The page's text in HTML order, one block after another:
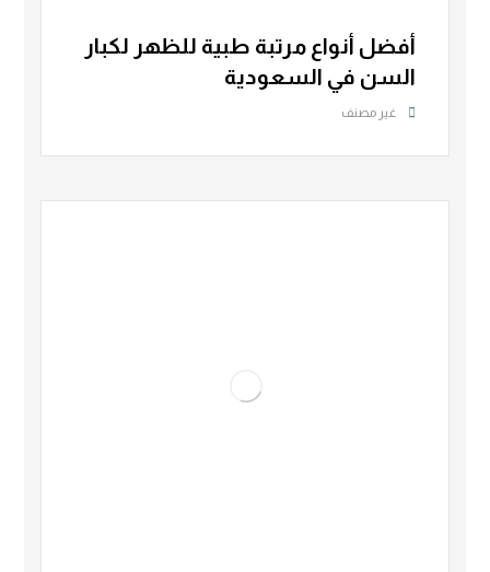
أفضل أنواع مرتبة طبية للظهر لكبار
السن في السعودية
غير مصنف